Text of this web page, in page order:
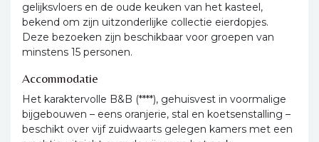
gelijksvloers en de oude keuken van het kasteel,
bekend om zijn uitzonderlijke collectie eierdopjes.
Deze bezoeken zijn beschikbaar voor groepen van
minstens 15 personen.
Accommodatie
Het karaktervolle B&B (****), gehuisvest in voormalige
bijgebouwen – eens oranjerie, stal en koetsenstalling –
beschikt over vijf zuidwaarts gelegen kamers met een